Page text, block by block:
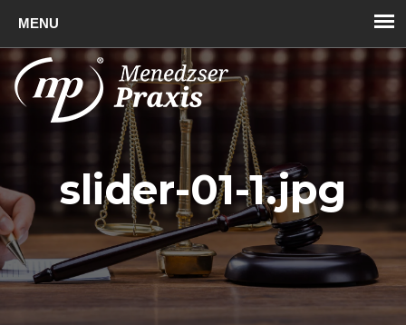
slider-01-1.jpg